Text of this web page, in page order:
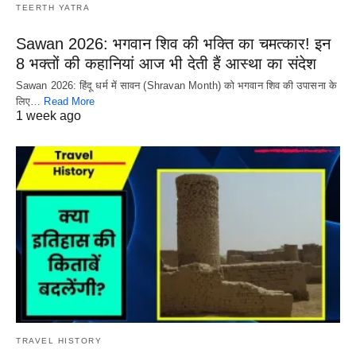
TEERTH YATRA
Sawan 2026: भगवान शिव की भक्ति का चमत्कार! इन
8 भक्तों की कहानियां आज भी देती हैं आस्था का संदेश
Sawan 2026: हिंदू धर्म में सावन (Shravan Month) को भगवान शिव की उपासना के
लिए…
Read More
1 week ago
TRAVEL HISTORY